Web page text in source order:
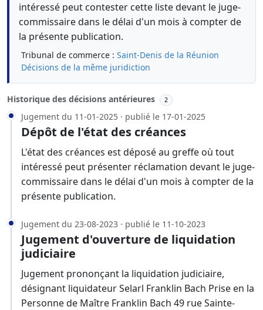
intéressé peut contester cette liste devant le juge-
commissaire dans le délai d'un mois à compter de
la présente publication.
Tribunal de commerce : Saint-Denis de la Réunion
Décisions de la même juridiction
Historique des décisions antérieures 2
Jugement du 11-01-2025 · publié le 17-01-2025
Dépôt de l'état des créances
L'état des créances est déposé au greffe où tout
intéressé peut présenter réclamation devant le juge-
commissaire dans le délai d'un mois à compter de la
présente publication.
Jugement du 23-08-2023 · publié le 11-10-2023
Jugement d'ouverture de liquidation
judiciaire
Jugement prononçant la liquidation judiciaire,
désignant liquidateur Selarl Franklin Bach Prise en la
Personne de Maître Franklin Bach 49 rue Sainte-